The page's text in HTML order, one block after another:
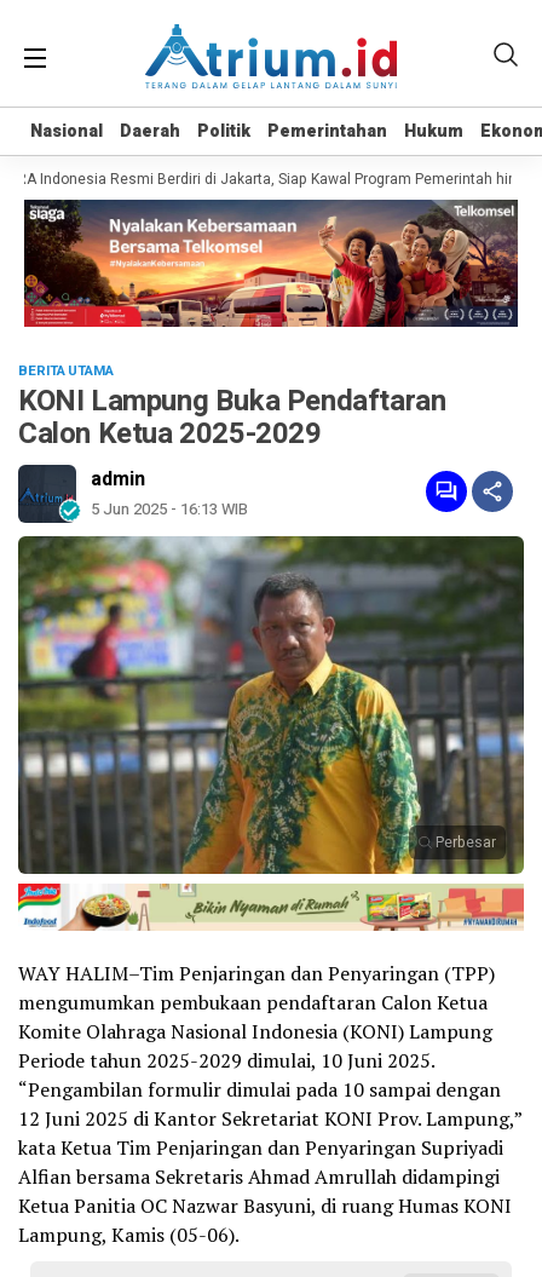
Nasional Daerah Politik Pemerintahan Hukum
Nasional Daerah Politik Pemerintahan Hukum
Indonesia Resmi Berdiri di Jakarta, Siap Kawal Program Pemerintah hingga
BERITA UTAMA
KONI Lampung Buka Pendaftaran
Calon Ketua 2025-2029
admin
5 Jun 2025 - 16:13 WIB
Perbesar
WAY HALIM–Tim Penjaringan dan Penyaringan (TPP)
mengumumkan pembukaan pendaftaran Calon Ketua
Komite Olahraga Nasional Indonesia (KONI) Lampung
Periode tahun 2025-2029 dimulai, 10 Juni 2025.
“Pengambilan formulir dimulai pada 10 sampai dengan
12 Juni 2025 di Kantor Sekretariat KONI Prov. Lampung,”
kata Ketua Tim Penjaringan dan Penyaringan Supriyadi
Alfian bersama Sekretaris Ahmad Amrullah didampingi
Ketua Panitia OC Nazwar Basyuni, di ruang Humas KONI
Lampung, Kamis (05-06).